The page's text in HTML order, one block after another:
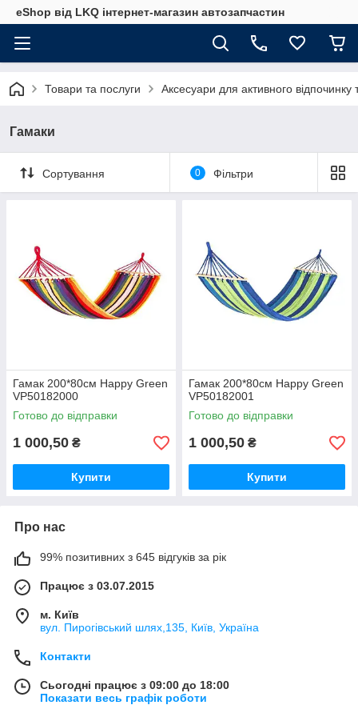
eShop від LKQ інтернет-магазин автозапчастин
Товари та послуги Аксесуари для активного відпочинку
Гамаки
Сортування 0 Фільтри
Гамак 200*80см Happy Green
VP50182000
Готово до відправки
1 000,50 ₴
Купити
Гамак 200*80см Happy Green
VP50182001
Готово до відправки
1 000,50 ₴
Купити
Про нас
99% позитивних з 645 відгуків за рік
Працює з 03.07.2015
м. Київ
вул. Пирогівський шлях,135, Київ, Україна
Контакти
Сьогодні працює з 09:00 до 18:00
Показати весь графік роботи